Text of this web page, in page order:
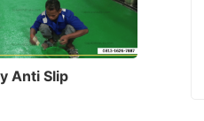
Anti Slip